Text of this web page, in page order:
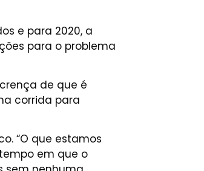
e para 2020, a
para o problema
de que é
corrida para
“O que estamos
em que o